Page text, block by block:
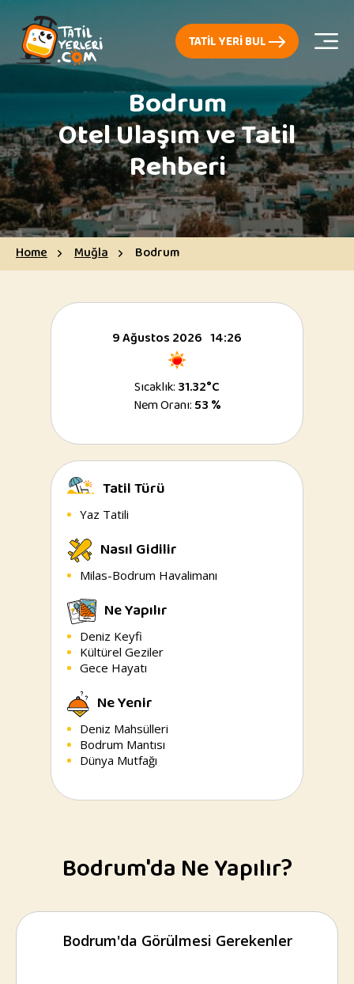
TATIL YERI BUL
Bodrum
Otel Ulaşım ve Tatil
Rehberi
Home Muğla Bodrum
Tatil Türü
Yaz Tatili
Nasıl Gidilir
Milas-Bodrum Havalimanı
Ne Yapılır
Deniz Keyfi
Kültürel Geziler
Gece Hayatı
Ne Yenir
Deniz Mahsülleri
Bodrum Mantısı
Dünya Mutfağı
9 Ağustos 2026 14:26
Sıcaklık:31.32°C
Nem Oranı:53 %
Bodrum'da Ne Yapılır?
Bodrum'da Görülmesi Gerekenler